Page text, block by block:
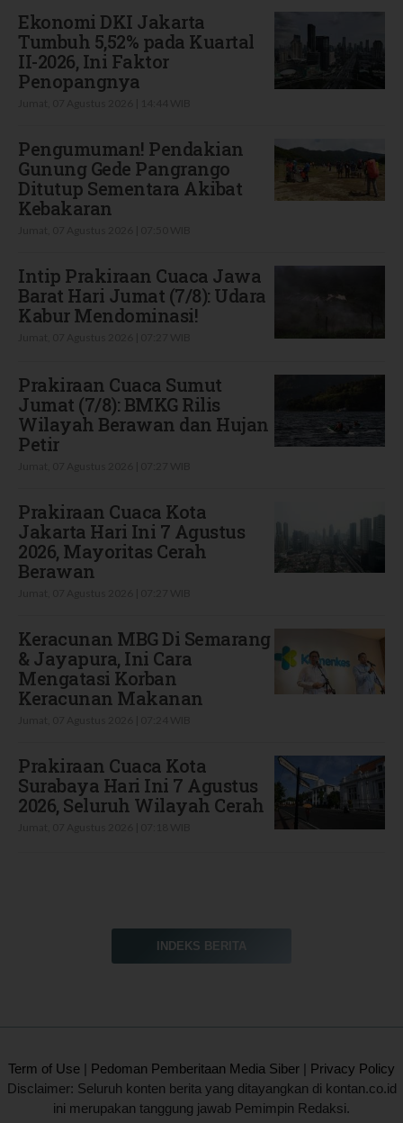
Ekonomi DKI Jakarta
Tumbuh 5,52% pada Kuartal
II-2026, Ini Faktor
Penopangnya
Pengumuman! Pendakian
Gunung Gede Pangrango
Ditutup Sementara Akibat
Kebakaran
Intip Prakiraan Cuaca Jawa
Barat Hari Jumat (7/8): Udara
Kabur Mendominasi!
Prakiraan Cuaca Sumut
Jumat (7/8): BMKG Rilis
Wilayah Berawan dan Hujan
Petir
Prakiraan Cuaca Kota
Jakarta Hari Ini 7 Agustus
2026, Mayoritas Cerah
Berawan
Keracunan MBG Di Semarang
& Jayapura, Ini Cara
Mengatasi Korban
Keracunan Makanan
Prakiraan Cuaca Kota
Surabaya Hari Ini 7 Agustus
2026, Seluruh Wilayah Cerah
INDEKS BERITA
Term of Use Pedoman Pemberitaan Media Siber
Privacy Policy
Disclaimer: Seluruh konten berita yang ditayangkan di kontan.co.id
ini merupakan tanggung jawab Pemimpin Redaksi.